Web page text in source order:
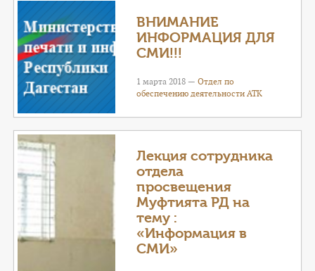
ВНИМАНИЕ
ИНФОРМАЦИЯ ДЛЯ
СМИ!!!
1 марта 2018 —Отдел по
обеспечению деятельности АТК
Лекция сотрудника
отдела
просвещения
Муфтията РД на
тему :
«Информация в
СМИ»